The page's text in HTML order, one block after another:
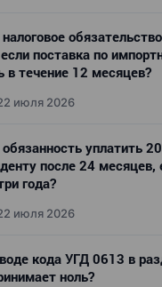
поставка по
в течение 12 месяцев?
июля 2026
уплатить
после 24 месяцев,
года?
июля 2026
кода УГД 0613 в
ноль?